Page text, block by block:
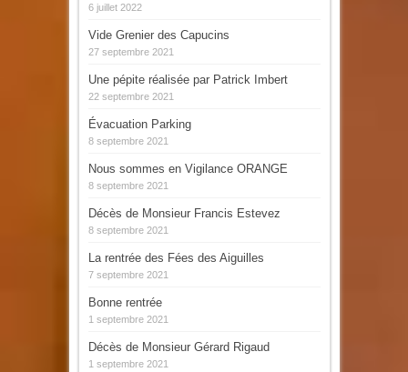
6 juillet 2022
Vide Grenier des Capucins
27 septembre 2021
Une pépite réalisée par Patrick Imbert
22 septembre 2021
Évacuation Parking
8 septembre 2021
Nous sommes en Vigilance ORANGE
8 septembre 2021
Décès de Monsieur Francis Estevez
8 septembre 2021
La rentrée des Fées des Aiguilles
7 septembre 2021
Bonne rentrée
1 septembre 2021
Décès de Monsieur Gérard Rigaud
1 septembre 2021